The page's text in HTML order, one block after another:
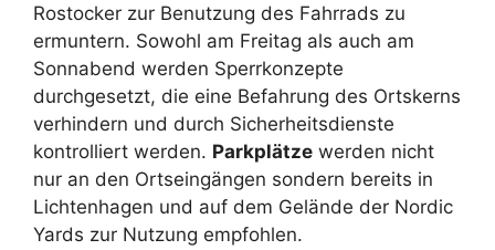
Rostocker zur Benutzung des Fahrrads zu
ermuntern. Sowohl am Freitag als auch am
Sonnabend werden Sperrkonzepte
durchgesetzt, die eine Befahrung des Ortskerns
verhindern und durch Sicherheitsdienste
kontrolliert werden. Parkplätze werden nicht
nur an den Ortseingängen sondern bereits in
Lichtenhagen und auf dem Gelände der Nordic
Yards zur Nutzung empfohlen.